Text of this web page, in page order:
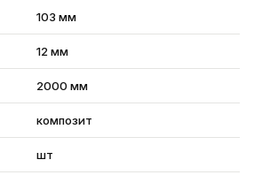
103 мм
12 мм
2000 мм
композит
шт